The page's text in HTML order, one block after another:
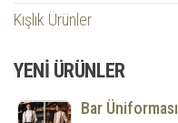
Kışlık Ürünler
YENI ÜRÜNLER
Bar Üniforması